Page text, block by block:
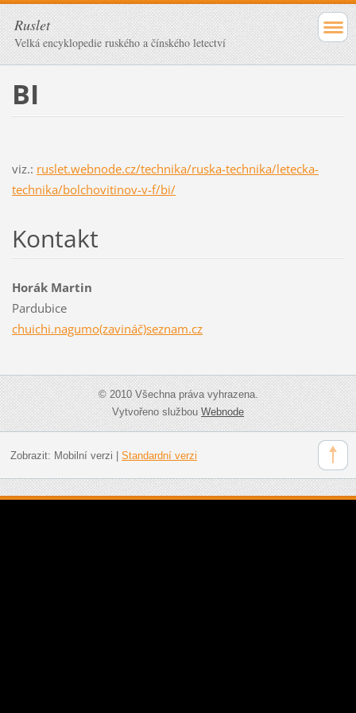
Ruslet
Velká encyklopedie ruského a čínského letectví
BI
viz.: ruslet.webnode.cz/technika/ruska-technika/letecka-
technika/bolchovitinov-v-f/bi/
Kontakt
Horák Martin
Pardubice
chuichi.nagumo(zavináč)seznam.cz
© 2010 Všechna práva vyhrazena.
Vytvořeno službouWebnode
Zobrazit: Mobilní verzi Standardní verzi